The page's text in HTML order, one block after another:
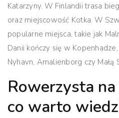
Katarzyny. W Finlandii trasa
oraz miejscowość Kotka. W
popularne miejsca, takie jak
Danii kończy się w
Nyhavn, Amalienborg czy Małą
Rowerzysta
co warto